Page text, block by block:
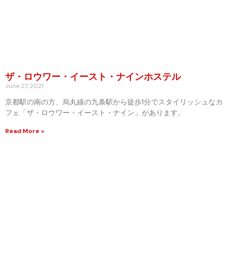
ザ・ロウワー・イースト・ナインホステル
June 27, 2021
京都駅の南の方、烏丸線の九条駅から徒歩1分でスタイリッシュなカ
フェ「ザ・ロウワー・イースト・ナイン」があります。
Read More »